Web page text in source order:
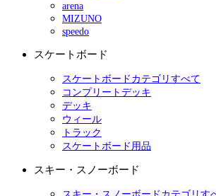
arena
MIZUNO
speedo
スケートボード
スケートボードカテゴリすべて
コンプリートデッキ
デッキ
ウィール
トラック
スケートボード用品
スキー・スノーボード